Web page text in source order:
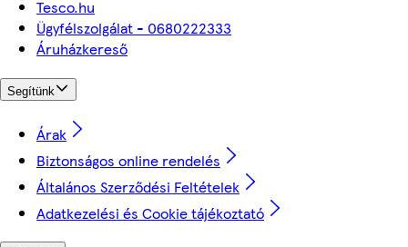
Tesco.hu
Ügyfélszolgálat - 0680222333
Áruházkereső
Segítünk
Árak
Biztonságos online rendelés
Általános Szerződési Feltételek
Adatkezelési és Cookie tájékoztató